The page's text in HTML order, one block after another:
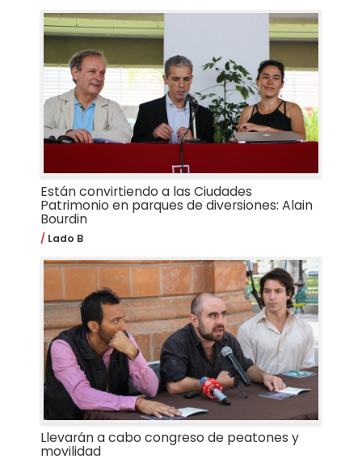
Están convirtiendo a las Ciudades
Patrimonio en parques de diversiones: Alain
Bourdin
Lado B
Llevarán a cabo congreso de peatones y
movilidad